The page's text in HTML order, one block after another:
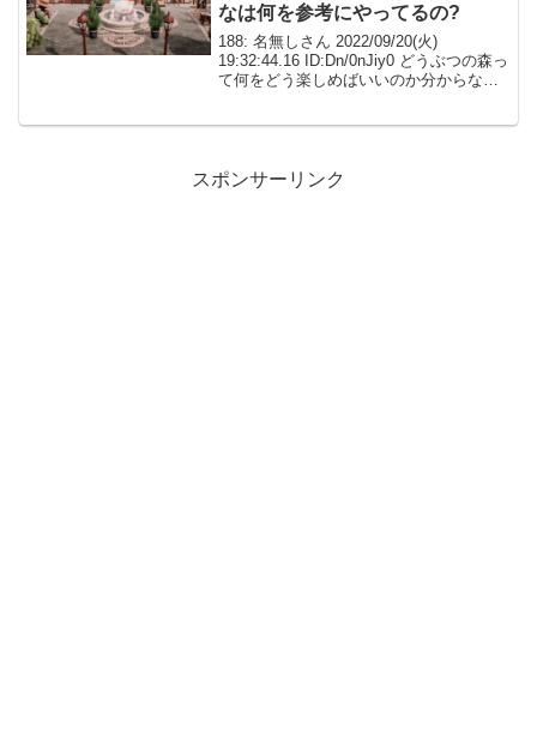
なは何を参考にやってるの?
188: 名無しさん 2022/09/20(火)
19:32:44.16 ID:Dn/0nJiy0 どうぶつの森っ
て何をどう楽しめばいいのか分からない
スポンサーリンク